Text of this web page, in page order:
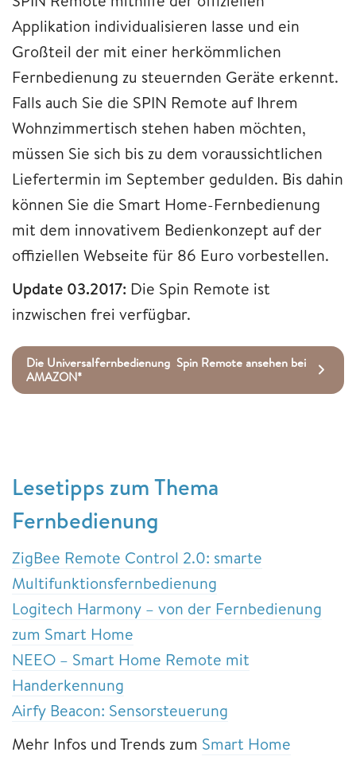
Applikation individualisieren lasse und ein
Großteil der mit einer herkömmlichen
Fernbedienung zu steuernden Geräte erkennt.
Falls auch Sie die SPIN Remote auf Ihrem
Wohnzimmertisch stehen haben möchten,
müssen Sie sich bis zu dem voraussichtlichen
Liefertermin im September gedulden. Bis dahin
können Sie die Smart Home-Fernbedienung
mit dem innovativem Bedienkonzept auf der
offiziellen Webseite für 86 Euro vorbestellen.
Update 03.2017: Die Spin Remote ist
inzwischen frei verfügbar.
Die Universalfernbedienung Spin Remote ansehen bei
AMAZON*
Lesetipps zum Thema
Fernbedienung
ZigBee Remote Control 2.0: smarte
Multifunktionsfernbedienung
Logitech Harmony – von der Fernbedienung
zum Smart Home
NEEO – Smart Home Remote mit
Handerkennung
Airfy Beacon: Sensorsteuerung
Mehr Infos und Trends zum Smart Home